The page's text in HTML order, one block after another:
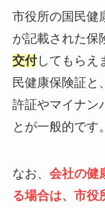
市役所の国民健
が記載された保
交付してもらえ
民健康保険証と
許証やマイナン
とが一般的です。
なお、 会社の健
る場合は、市役